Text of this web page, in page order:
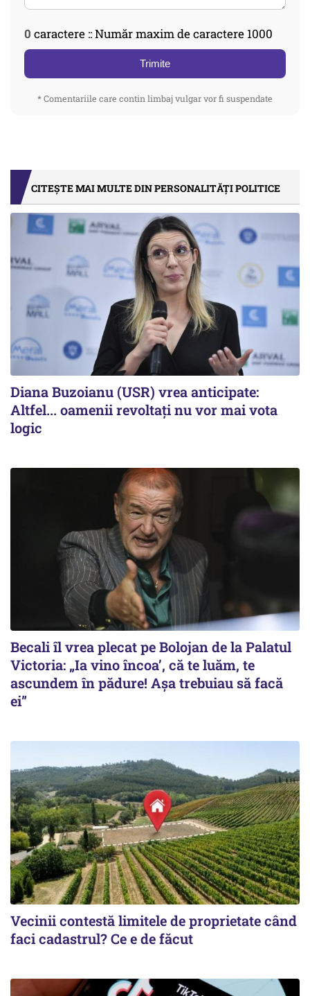
0 caractere :: Număr maxim de caractere 1000
Trimite
* Comentariile care contin limbaj vulgar vor fi suspendate
CITEȘTE MAI MULTE DIN PERSONALITĂȚI POLITICE
Diana Buzoianu (USR) vrea anticipate:
Altfel... oamenii revoltați nu vor mai vota
logic
Becali îl vrea plecat pe Bolojan de la Palatul
Victoria: „Ia vino încoa’, că te luăm, te
ascundem în pădure! Așa trebuiau să facă
ei”
Vecinii contestă limitele de proprietate când
faci cadastrul? Ce e de făcut